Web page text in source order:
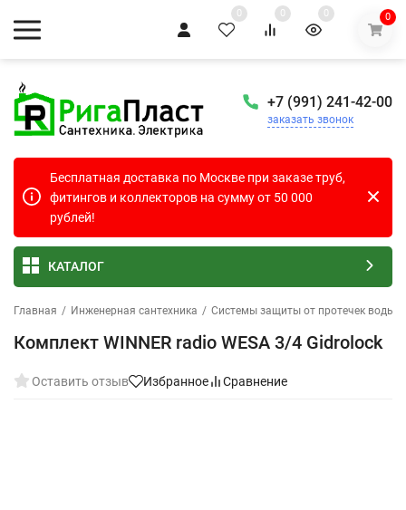
0 0 0 0
+7 (991) 241-42-00
заказать звонок
Бесплатная доставка по Москве при заказе труб,
фитингов и коллекторов на сумму от 50 000
рублей!
КАТАЛОГ
Главная / Инженерная сантехника / Системы защиты от протечек воды
Комплект WINNER radio WESA 3/4 Gidrolock
Оставить отзыв Избранное Сравнение